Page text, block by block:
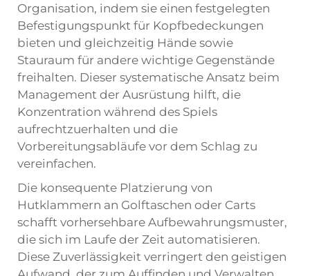
Organisation, indem sie einen festgelegten
Befestigungspunkt für Kopfbedeckungen
bieten und gleichzeitig Hände sowie
Stauraum für andere wichtige Gegenstände
freihalten. Dieser systematische Ansatz beim
Management der Ausrüstung hilft, die
Konzentration während des Spiels
aufrechtzuerhalten und die
Vorbereitungsabläufe vor dem Schlag zu
vereinfachen.
Die konsequente Platzierung von
Hutklammern an Golftaschen oder Carts
schafft vorhersehbare Aufbewahrungsmuster,
die sich im Laufe der Zeit automatisieren.
Diese Zuverlässigkeit verringert den geistigen